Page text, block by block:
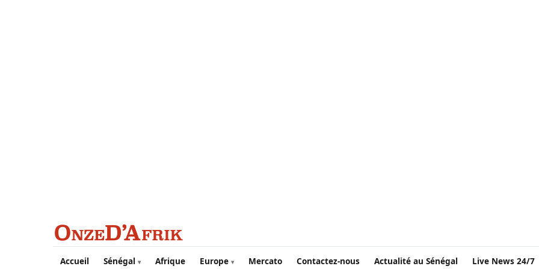
Aller au contenu principal
Accueil Sénégal Afrique Europe Mercato Contactez-nous Actualité au Sénégal Live News 24/7